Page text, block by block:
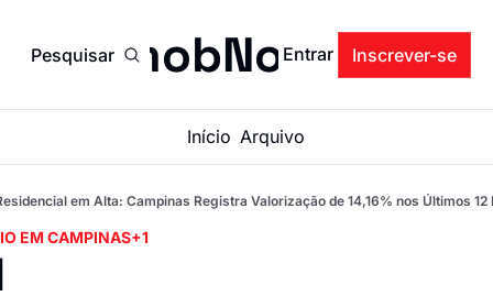
PesquisarImobNow
Entrar Inscrever-se
Início Arquivo
em Alta: Campinas Registra Valorização de 14,16% nos Últimos
EM CAMPINAS+1